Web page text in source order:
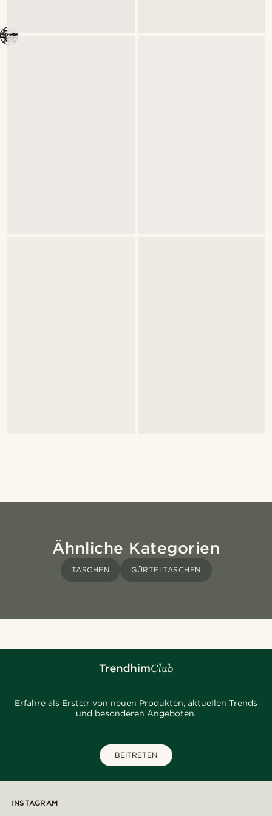
Ähnliche Kategorien
TASCHEN GÜRTELTASCHEN
Erfahre als Erste:r von neuen Produkten, aktuellen Trends
und besonderen Angeboten.
BEITRETEN
INSTAGRAM